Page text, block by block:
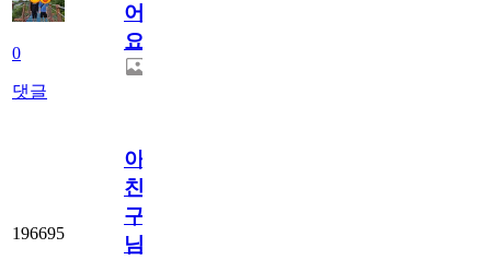
0
댓글
어
요.
196695
아.
친
구
님